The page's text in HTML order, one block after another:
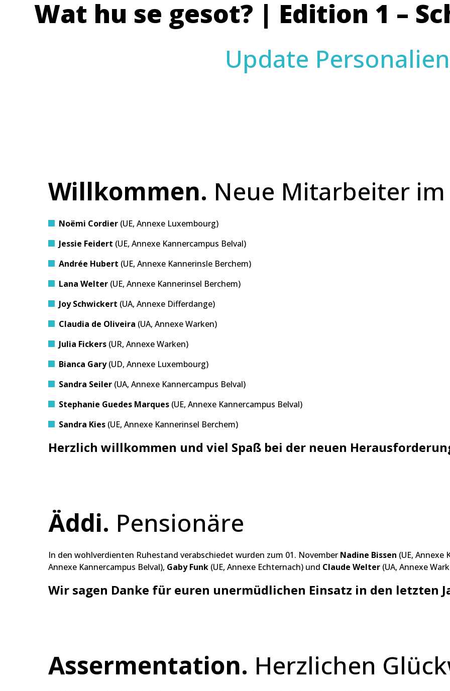
Wat hu se gesot? | Edition 1 –
Update Personalien
Willkommen. Neue Mitarbeiter im
Noëmi Cordier (UE, Annexe Luxembourg)
Jessie Feidert (UE, Annexe Kannercampus Belval)
Andrée Hubert (UE, Annexe Kannerinsle Berchem)
Lana Welter (UE, Annexe Kannerinsel Berchem)
Joy Schwickert (UA, Annexe Differdange)
Claudia de Oliveira (UA, Annexe Warken)
Julia Fickers (UR, Annexe Warken)
Bianca Gary(UD, Annexe Luxembourg)
Sandra Seiler (UA, Annexe Kannercampus Belval)
Stephanie Guedes Marques (UE, Annexe Kannercampus Belval)
Sandra Kies (UE, Annexe Kannerinsel Berchem)
Herzlich willkommen und viel Spaß bei der neuen
Äddi. Pensionäre
In den wohlverdienten Ruhestand verabschiedet wurden zum 01. November Nadine Bissen (UE, Annexe
Annexe Kannercampus Belval), Gaby Funk (UE, Annexe Echternach) und Claude Welter (UA, Annexe
Wir sagen Danke für euren unermüdlichen Einsatz in den letzten
Assermentation. Herzlichen